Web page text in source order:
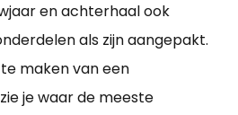
en achterhaal ook
als zijn aangepakt.
maken van een
je waar de meeste